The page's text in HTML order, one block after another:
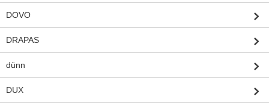
DOVO
DRAPAS
dünn
DUX